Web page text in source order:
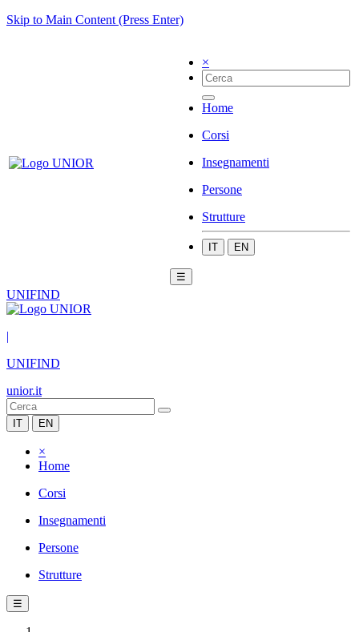
Skip to Main Content (Press Enter)
×
Home
Corsi
Insegnamenti
Persone
Strutture
IT EN
☰
UNIFIND
|
UNIFIND
unior.it
IT EN
×
Home
Corsi
Insegnamenti
Persone
Strutture
☰